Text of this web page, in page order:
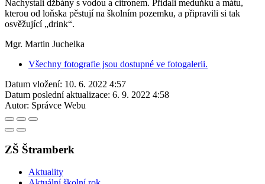
Nachystali džbány s vodou a citronem. Přidali meduňku a mátu,
kterou od loňska pěstují na školním pozemku, a připravili si tak
osvěžující „drink“.
Mgr. Martin Juchelka
Všechny fotografie jsou dostupné ve fotogalerii.
Datum vložení: 10. 6. 2022 4:57
Datum poslední aktualizace: 6. 9. 2022 4:58
Autor: Správce Webu
ZŠ Štramberk
Aktuality